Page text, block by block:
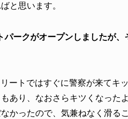
と思います。
ークがオープンしましたが、
ートではすぐに警察が来てキ
あり、なおさらキツくなった
かったので、気兼ねなく滑る